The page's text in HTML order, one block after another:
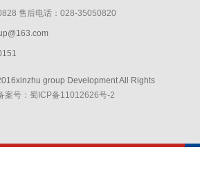
售后电话：028-35050820
group Development All Rights
案号：蜀ICP备11012626号-2